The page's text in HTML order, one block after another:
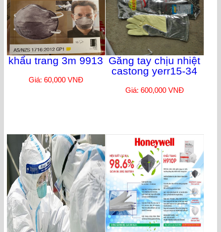
khẩu trang 3m 9913
Giá: 60,000 VNĐ
Găng tay chịu nhiệt
castong yerr15-34
Giá: 600,000 VNĐ